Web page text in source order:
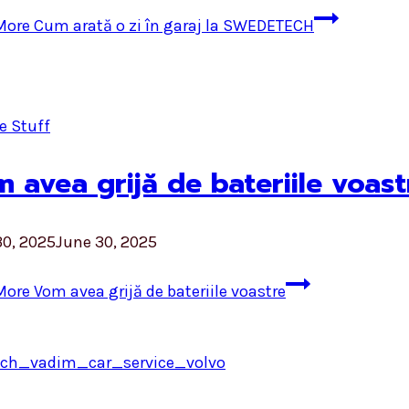
Cum arată o zi în garaj la SWEDETECH
Stuff
avea grijă de bateriile
2025June 30, 2025
Vom avea grijă de bateriile voastre